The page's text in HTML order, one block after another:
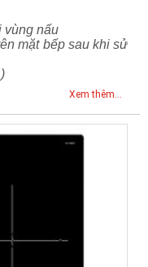
vùng nấu
mặt bếp sau khi sử
Xem thêm...